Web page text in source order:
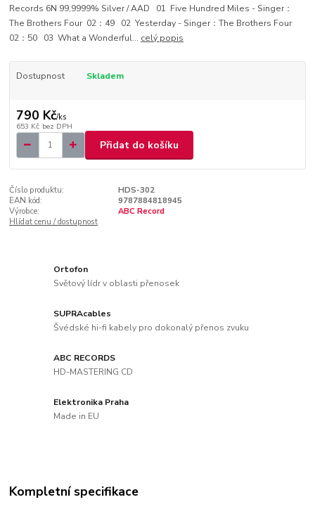
Records 6N 99,9999% Silver / AAD 01 Five Hundred Miles - Singer：
The Brothers Four 02：49 02 Yesterday - Singer：The Brothers Four
02：50 03 What a Wonderful... celý popis
Dostupnost Skladem
790 Kč/ks
653 Kč bez DPH
Přidat do košíku
Číslo produktu:
HDS-302
EAN kód:
9787884818945
Výrobce:
ABC Record
Hlídat cenu / dostupnost
Ortofon
Světový lídr v oblasti přenosek
SUPRAcables
Švédské hi-fi kabely pro dokonalý přenos zvuku
ABC RECORDS
HD-MASTERING CD
Elektronika Praha
Made in EU
Kompletní specifikace